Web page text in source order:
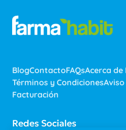
BlogContactoFAQsAcerca
Términos y Condiciones
Facturación
Redes Sociales